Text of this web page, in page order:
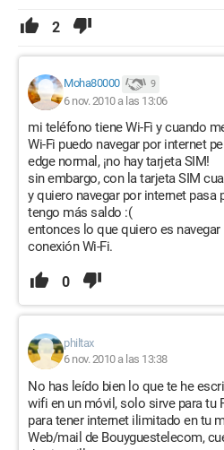
2
Moha80000 9
6 nov. 2010 a las 13:06
mi teléfono tiene Wi-Fi y cuando
Wi-Fi puedo navegar por internet
edge normal, ¡no hay tarjeta SIM!
sin embargo, con la tarjeta SIM
y quiero navegar por internet pasa
tengo más saldo :(
entonces lo que quiero es
conexión Wi-Fi.
0
philtax
6 nov. 2010 a las 13:38
No has leído bien lo que te he
wifi en un móvil, solo sirve para tu
para tener internet ilimitado en tu
Web/mail de Bouyguestelecom,